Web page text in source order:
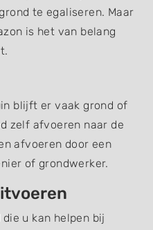
te egaliseren. Maar
is het van belang
blijft er vaak grond of
zelf afvoeren naar de
afvoeren door een
of grondwerker.
u kan helpen bij